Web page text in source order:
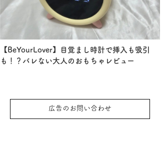
【BeYourLover】目覚まし時計で挿入も吸引
も！？バレない大人のおもちゃレビュー
広告のお問い合わせ